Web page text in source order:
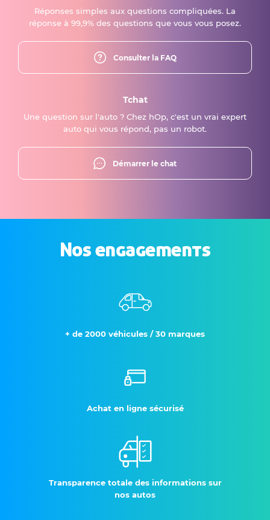
Réponses simples aux questions compliquées. La
réponse à 99,9% des questions que vous vous posez.
Consulter la FAQ
Tchat
Une question sur l'auto ? Chez hOp, c'est un vrai expert
auto qui vous répond, pas un robot.
Démarrer le chat
Nos engagements
+ de 2000 véhicules / 30 marques
Achat en ligne sécurisé
Transparence totale des informations sur
nos autos